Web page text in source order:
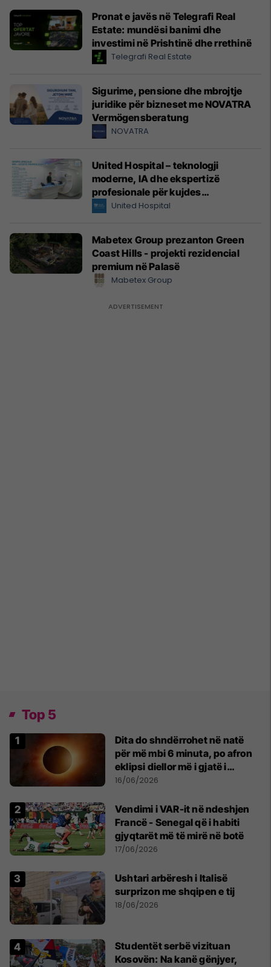
Pronat e javës në Telegrafi Real
Estate: mundësi banimi dhe
investimi në Prishtinë dhe rrethinë
Telegrafi Real Estate
Sigurime, pensione dhe mbrojtje
juridike për bizneset me NOVATRA
Vermögensberatung
NOVATRA
United Hospital – teknologji
moderne, IA dhe ekspertizë
profesionale për kujdes
shëndetësor me standarde
United Hospital
Mabetex Group prezanton Green
Coast Hills - projekti rezidencial
premium në Palasë
Mabetex Group
Top 5
Dita do shndërrohet në natë
për më mbi 6 minuta, po afron
eklipsi diellor më i gjatë i
shekullit të 21-të
16/06/2026
Vendimi i VAR-it në ndeshjen
Francë - Senegal që i habiti
gjyqtarët më të mirë në botë
17/06/2026
Ushtari arbëresh i Italisë
surprizon me shqipen e tij
18/06/2026
Studentët serbë vizituan
Kosovën: Na kanë gënjyer,